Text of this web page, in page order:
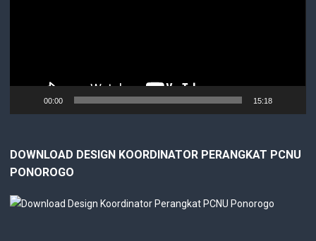
00:00 15:18
DOWNLOAD DESIGN KOORDINATOR PERANGKAT PCNU
PONOROGO